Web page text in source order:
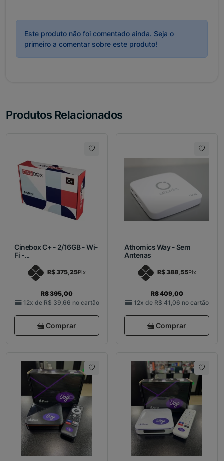
Este produto não foi comentado ainda. Seja o
primeiro a comentar sobre este produto!
Produtos Relacionados
Cinebox C+ - 2/16GB - Wi-
Fi -...
R$ 375,25Pix
R$ 395,00
12x de R$ 39,66 no cartão
Comprar
Athomics Way - Sem
Antenas
R$ 388,55Pix
R$ 409,00
12x de R$ 41,06 no cartão
Comprar